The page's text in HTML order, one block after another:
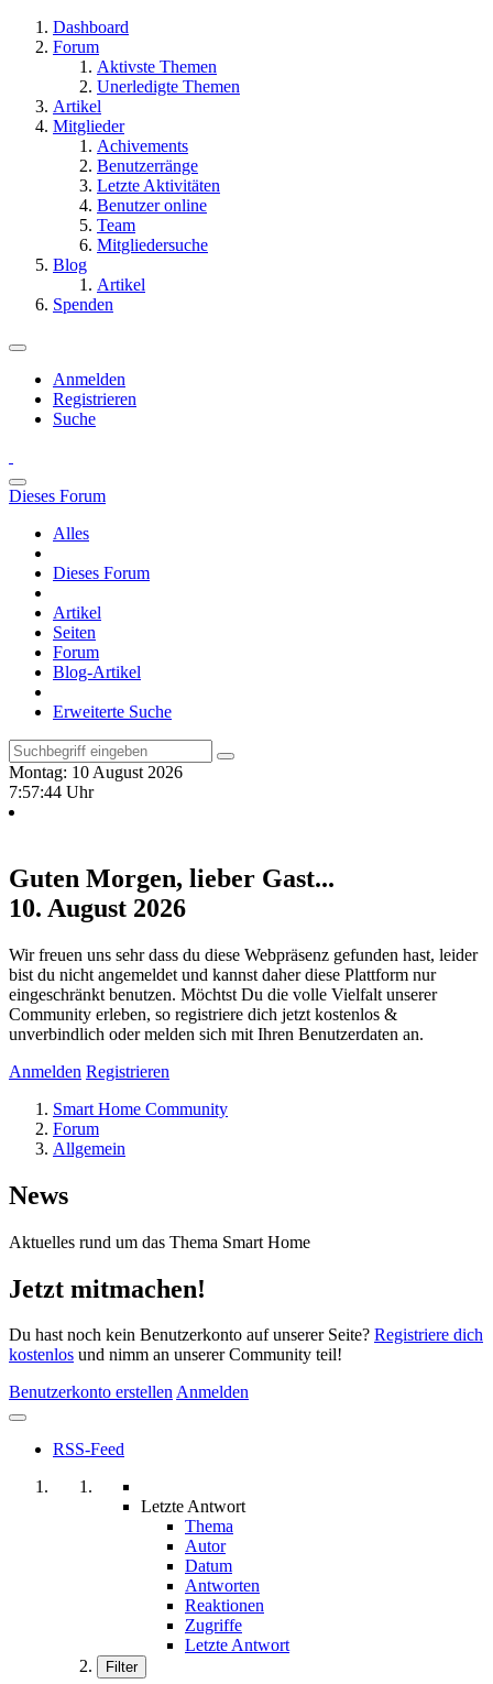
Dashboard
Forum
Aktivste Themen
Unerledigte Themen
Artikel
Mitglieder
Achivements
Benutzerränge
Letzte Aktivitäten
Benutzer online
Team
Mitgliedersuche
Blog
Artikel
Spenden
Anmelden
Registrieren
Suche
Dieses Forum
Alles
Dieses Forum
Artikel
Seiten
Forum
Blog-Artikel
Erweiterte Suche
Montag: 10 August 2026
7:57:45 Uhr
Guten Morgen, lieber Gast...
10. August 2026
Wir freuen uns sehr dass du diese Webpräsenz gefunden hast, leider
bist du nicht angemeldet und kannst daher diese Plattform nur
eingeschränkt benutzen. Möchtst Du die volle Vielfalt unserer
Community erleben, so registriere dich jetzt kostenlos &
unverbindlich oder melden sich mit Ihren Benutzerdaten an.
Anmelden Registrieren
Smart Home Community
Forum
Allgemein
News
Aktuelles rund um das Thema Smart Home
Jetzt mitmachen!
Du hast noch kein Benutzerkonto auf unserer Seite? Registriere dich
kostenlos und nimm an unserer Community teil!
Benutzerkonto erstellenAnmelden
RSS-Feed
Letzte Antwort
Thema
Autor
Datum
Antworten
Reaktionen
Zugriffe
Letzte Antwort
Filter